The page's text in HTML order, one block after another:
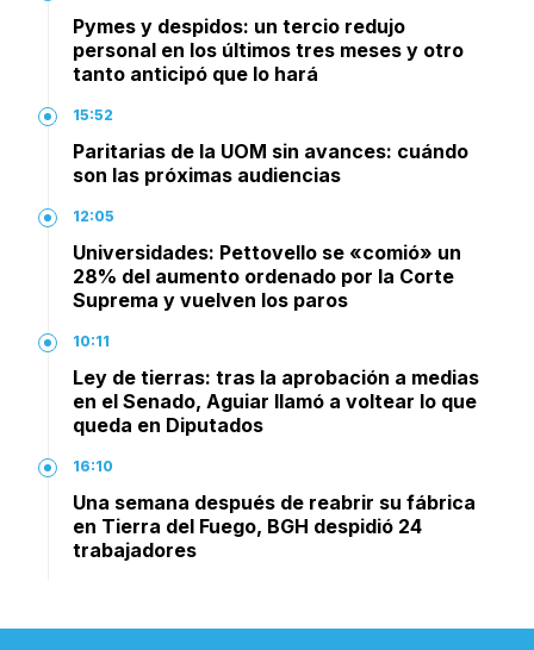
Pymes y despidos: un tercio redujo
personal en los últimos tres meses y otro
tanto anticipó que lo hará
15:52
Paritarias de la UOM sin avances: cuándo
son las próximas audiencias
12:05
Universidades: Pettovello se «comió» un
28% del aumento ordenado por la Corte
Suprema y vuelven los paros
10:11
Ley de tierras: tras la aprobación a medias
en el Senado, Aguiar llamó a voltear lo que
queda en Diputados
16:10
Una semana después de reabrir su fábrica
en Tierra del Fuego, BGH despidió 24
trabajadores